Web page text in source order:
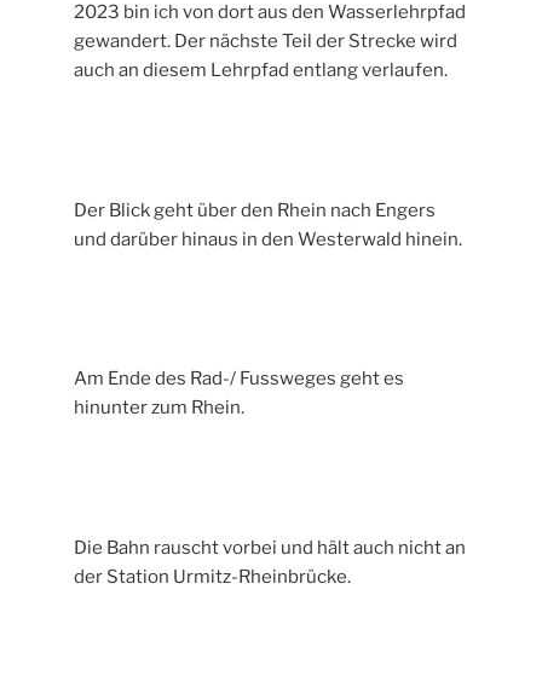
2023 bin ich von dort aus den Wasserlehrpfad
gewandert. Der nächste Teil der Strecke wird
auch an diesem Lehrpfad entlang verlaufen.
Der Blick geht über den Rhein nach Engers
und darüber hinaus in den Westerwald hinein.
Am Ende des Rad-/ Fussweges geht es
hinunter zum Rhein.
Die Bahn rauscht vorbei und hält auch nicht an
der Station Urmitz-Rheinbrücke.